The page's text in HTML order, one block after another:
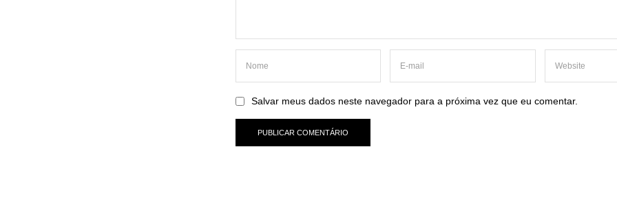
Salvar meus dados neste navegador para a próxima vez que eu comentar.